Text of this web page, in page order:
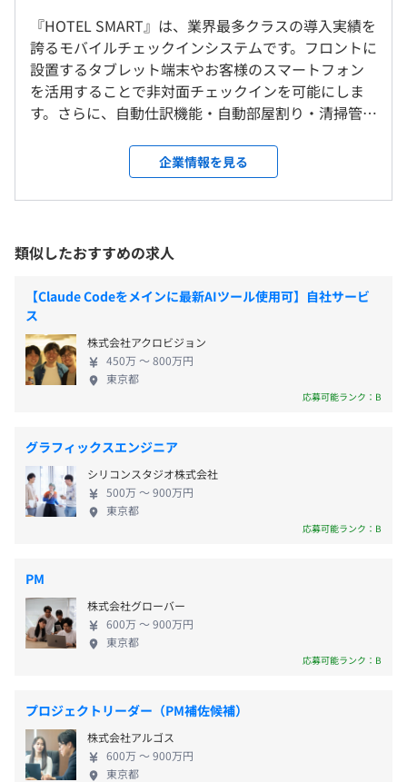
◆心理的安全性の高い環境で集中できる
オンオフ問わず、仲のいい開発メンバー。お互いを尊敬
し、信頼できるからこそ安心して毎日楽しく働くことがで
きます。
不定期で勉強会を開催したりおすすめの書籍や記事の共
有、コードレビューなど切磋琢磨して技術力を高められる
環境です。
◆『HOTEL SMART』：ホテル向け業務管理システム&モ
バイルチェックインシステム（SaaS、Webアプリケーシ
ョン）
https://www.hotelsmart.jp/
◆『minpakuIN』：宿泊施設の無人化を実現するセルフ
https://renoful.jp/minpakuin/
◆『お宿奉行』：旅館向け業務・売上管理システム
https://renoful.jp/oyadobugyo/
https://rainbowflag.jp/bridge.html
・新規ITツール導入補助
・外部研修受講補助
就業場所の変更範囲
＜雇入時＞
渋谷オフィス
＜変更範囲＞
変更な変更なし
受動喫煙防止措置に関する事項
屋内禁煙
ビルに喫煙スペースがあります。
・渋谷駅 徒歩5分
・表参道駅 徒歩9分
（※想定年収 は年収提示額を保証するものではありません）
例）9：00～18：00
※ただし、ミーティング等の時間による
休憩時間：休憩60分 ※いつ取るかは業務の都合により
平均残業時間：平均15時間/月程度
・完全週休2日制
・慶弔休暇
・年始休暇
・住宅手当3万円（オフィスから2駅圏内に住む場合に支
年2回
・健康保険(関東ITソフトウェア健康保険組合)
・厚生年金
・雇用保険
『HOTEL SMART』は、業界最多クラスの導入実績を
誇るモバイルチェックインシステムです。フロントに
設置するタブレット端末やお客様のスマートフォン
を活用することで非対面チェックインを可能にしま
す。さらに、自動仕訳機能・自動部屋割り・清掃管理
テム（PMS）により、フロントの無人・省人化、業
務の効率化を実現します。 モバイルチェックインシ
ステムとして業界No.1の評価を獲得（※）。多彩な
績があります。※2020「おもてなしICT」市場の実態
と展望～接客/観光客の受け入れに向けたICTツール
の活用～（株式会社矢野経済研究所） 『HOTEL
SMART』が対象とするマーケットは、4.9 兆円以上
と大きな市場。SaaSそのものの需要の伸びもあっ
て、事業は倍々のペースで成長しています。導入施設
数3500施設、導入部屋数は60,000室を超え、国内最
大手ホテルグループにも導入いただいています。 xxx
業（宿泊SaaS事業、IT領域専門M&A仲介事業、住宅
リノベーション事業、LGBT結婚事業）を展開するベ
ンチャー企業です。売上高は、5.8憶円（第6期/2021
年）→10.1億（第7期/2022年）→10.4億円（第8
期/2023年）→12.2億円（第9期/2024年）→14.5億円
す。 xxx（エイジィ）は後世に「後に続け」と言え
る、日本発の世界を代表する会社を目指し、単一の
事業、単一のビジネスにこだわらず、時代の要請を
受けた事業を展開します。私たちと一緒に革新的な未
来を想像し、事業領域に縛られることなく、人々が
いく仲間を歓迎します！
企業情報を見る
類似したおすすめの求人
【Claude Codeをメインに最新AIツール使用可】自社サービ
ス
株式会社アクロビジョン
450万 〜 800万円
東京都
応募可能ランク：B
グラフィックスエンジニア
シリコンスタジオ株式会社
500万 〜 900万円
東京都
応募可能ランク：B
PM
株式会社グローバー
600万 〜 900万円
東京都
応募可能ランク：B
プロジェクトリーダー（PM補佐候補）
株式会社アルゴス
600万 〜 900万円
東京都